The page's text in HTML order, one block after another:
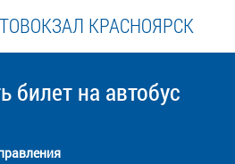
КРАСНОЯРСК
билет на автобус